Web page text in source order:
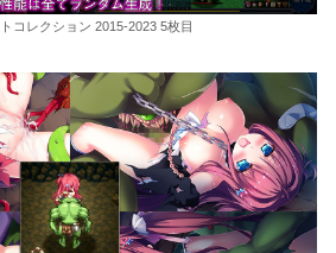
コレクション 2015-2023 5枚目